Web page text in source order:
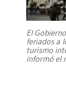
El
feriados a
turismo
informó el